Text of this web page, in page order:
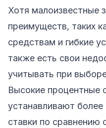
Хотя малоизвестные
преимуществ, таких
средствам и гибкие
также есть свои
учитывать при
Высокие процентные
устанавливают
ставки по сравнению